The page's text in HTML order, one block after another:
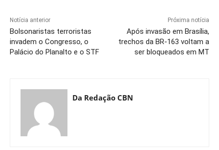
Notícia anterior
Bolsonaristas terroristas
invadem o Congresso, o
Palácio do Planalto e o STF
Próxima notícia
Após invasão em Brasília,
trechos da BR-163 voltam a
ser bloqueados em MT
Da Redação CBN